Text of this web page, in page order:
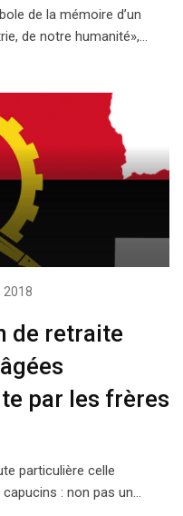
de la mémoire d’un
de notre humanité»,…
2018
de retraite
par les frères
particulière celle
: non pas un…